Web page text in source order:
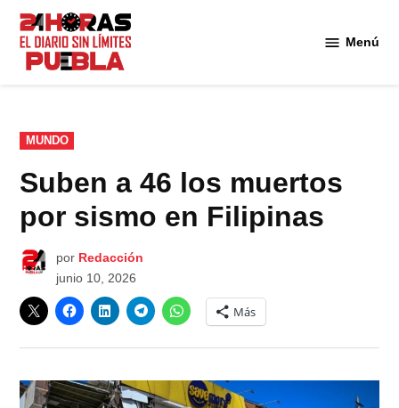
Saltar
contenido
Menú
PUBLICADO
EN
MUNDO
Suben a 46 los muertos
por sismo en Filipinas
por Redacción
junio 10, 2026
Más